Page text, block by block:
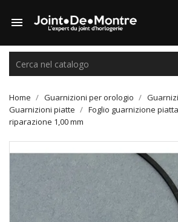

Home Guarnizioni per orologio
Guarnizioni piatte
Foglio guarnizione
riparazione 1,00 mm